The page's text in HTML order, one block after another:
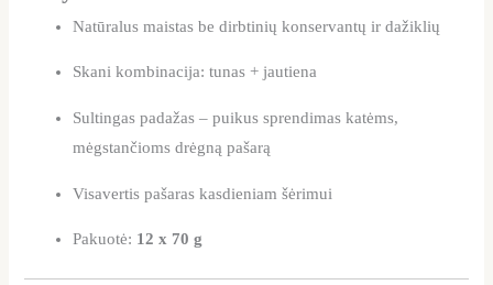
Natūralus maistas be dirbtinių konservantų ir dažiklių
Skani kombinacija: tunas + jautiena
Sultingas padažas – puikus sprendimas katėms,
mėgstančioms drėgną pašarą
Visavertis pašaras kasdieniam šėrimui
Pakuotė: 12 x 70 g